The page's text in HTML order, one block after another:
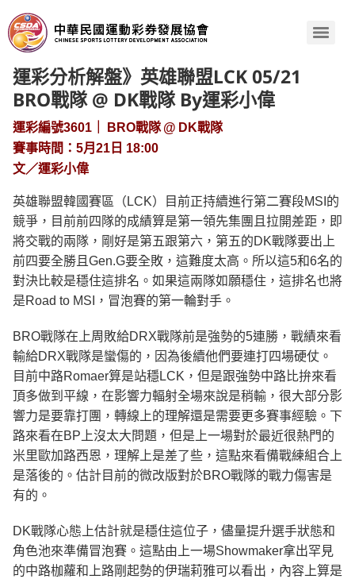
運彩分析解盤》英雄聯盟LCK 05/21
BRO戰隊 @ DK戰隊 By運彩小偉
運彩編號3601｜ BRO戰隊 @ DK戰隊
賽事時間：5月21日 18:00
文／運彩小偉
英雄聯盟韓國賽區（LCK）目前正持續進行第二賽段MSI的
競爭，目前前四隊的成績算是第一領先集團且拉開差距，即
將交戰的兩隊，剛好是第五跟第六，第五的DK戰隊要出上
前四要全勝且Gen.G要全敗，這難度太高。所以這5和6名的
對決比較是穩住這排名。如果這兩隊如願穩住，這排名也將
是Road to MSI，冒泡賽的第一輪對手。
BRO戰隊在上周敗給DRX戰隊前是強勢的5連勝，戰績來看
輸給DRX戰隊是蠻傷的，因為後續他們要連打四場硬仗。
目前中路Romaer算是站穩LCK，但是跟強勢中路比拚來看
頂多做到平線，在影響力輻射全場來說是稍輸，很大部分影
響力是要靠打團，轉線上的理解還是需要更多賽事經驗。下
路來看在BP上沒太大問題，但是上一場對於最近很熱門的
米里歐加路西恩，理解上是差了些，這點來看備戰練組合上
是落後的。估計目前的微改版對於BRO戰隊的戰力傷害是
有的。
DK戰隊心態上估計就是穩住這位子，儘量提升選手狀態和
角色池來準備冒泡賽。這點由上一場Showmaker拿出罕見
的中路枷蘿和上路剛起勢的伊瑞莉雅可以看出，內容上算是